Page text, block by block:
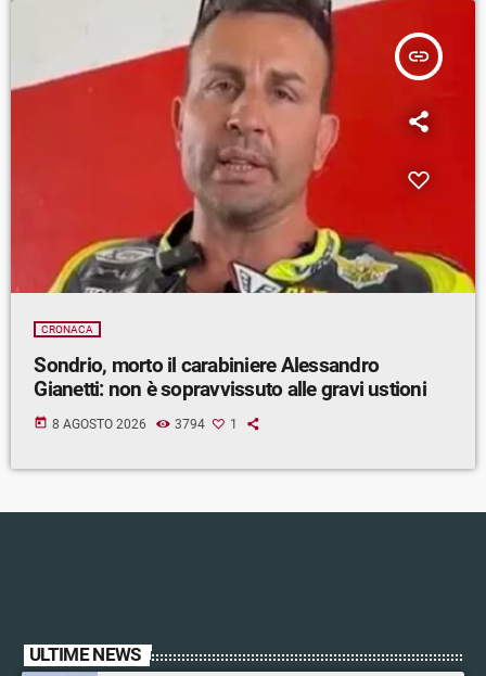
insert_link
CRONACA
Sondrio, morto il carabiniere Alessandro
Gianetti: non è sopravvissuto alle gravi ustioni
today 8 AGOSTO 2026 3794 1
ULTIME NEWS